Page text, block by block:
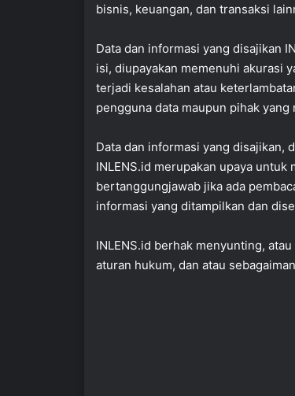
bisnis, keuangan, dan transaksi
Data dan informasi yang disajikan
isi, diupayakan memenuhi akurasi
terjadi kesalahan atau
pengguna data maupun pihak
Data dan informasi yang disajikan,
INLENS.id merupakan upaya
bertanggungjawab jika ada
informasi yang ditampilkan dan
INLENS.id berhak menyunting,
aturan hukum, dan atau